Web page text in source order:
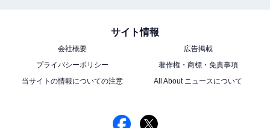
サイト情報
会社概要
広告掲載
プライバシーポリシー
著作権・商標・免責事項
当サイトの情報についての注意
All About ニュースについて